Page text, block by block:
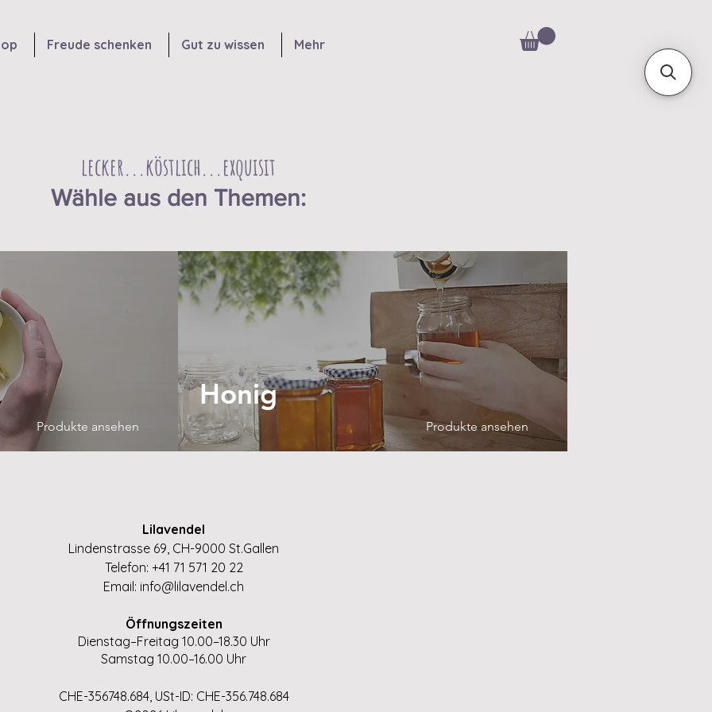
Freude schenken Gut zu wissen Mehr
Produkte ansehen
Honig
Produkte ansehen
lecker...köstlich...exquisit
Wähle aus den Themen:
Lilavendel
Lindenstrasse 69, CH-9000 St.Gallen
Telefon: +41 71 571 20 22
Email: info@lilavendel.ch
Öffnungszeiten
Dienstag–Freitag 10.00–18.30 Uhr
Samstag 10.00–16.00 Uhr
CHE-356748.684, USt-ID: CHE-356.748.684